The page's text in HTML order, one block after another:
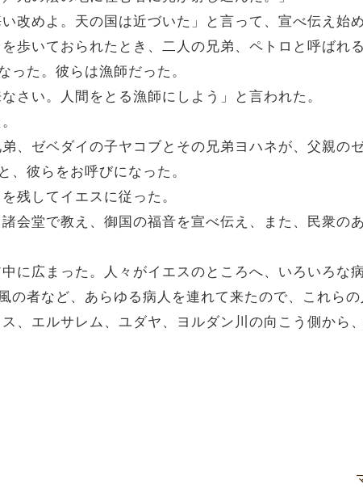
改めよ。天の国は近づいた」と言って、宣べ伝え始め
歩いておられたとき、二人の兄弟、ペトロと呼ばれ
った。彼らは漁師だった。
さい。人間をとる漁師にしよう」と言われた。
、ゼベダイの子ヤコブとその兄弟ヨハネが、父親の
、彼らをお呼びになった。
残してイエスに従った。
会堂で教え、御国の福音を宣べ伝え、また、民衆の
に広まった。人々がイエスのところへ、いろいろな
の者など、あらゆる病人を連れて来たので、これらの
、エルサレム、ユダヤ、ヨルダン川の向こう側から